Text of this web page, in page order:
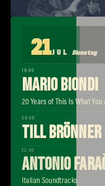
21JUL Dienstag
18:00
Mario Biondi
20 Years of This Is What You
20:30
Till Brönner
22:00
Antonio
Italian Soundtracks